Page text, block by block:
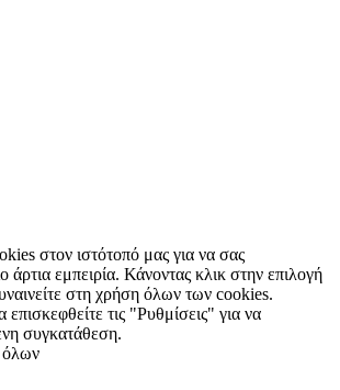
στον ιστότοπό μας για να σας
άρτια εμπειρία. Κάνοντας κλικ στην επιλογή
στη χρήση όλων των cookies.
τις "Ρυθμίσεις" για να
συγκατάθεση.